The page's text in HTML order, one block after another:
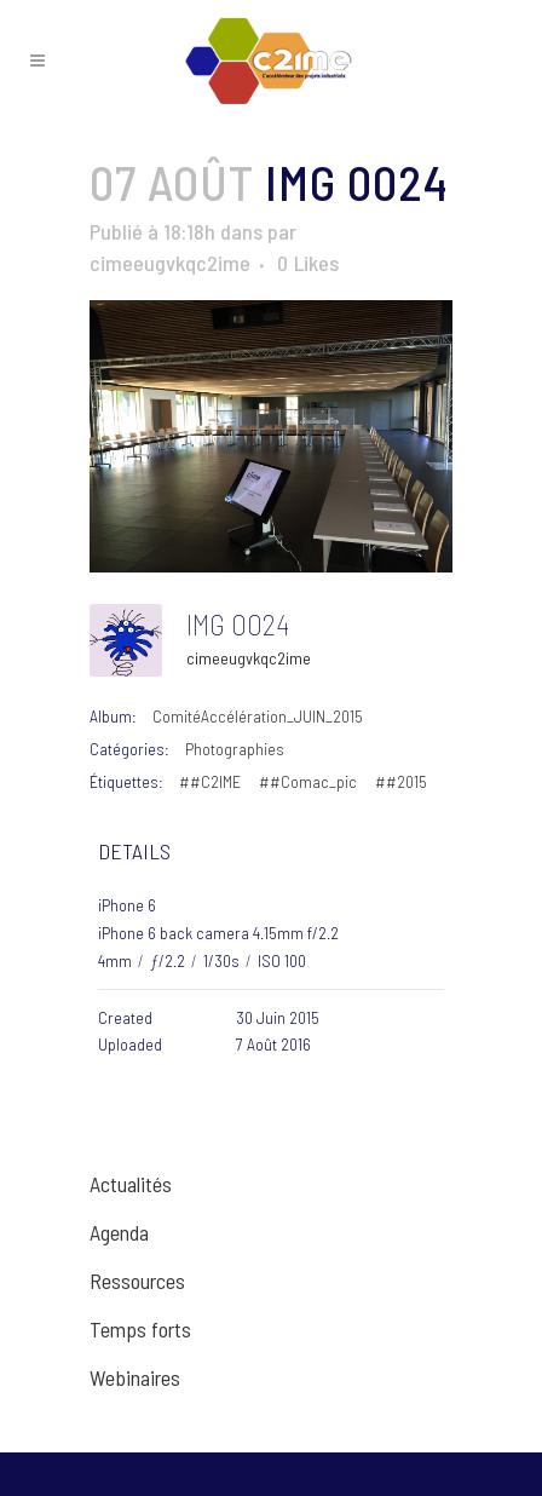
07 AOÛT IMG 0024
Publié à 18:18h dans par
cimeeugvkqc2ime
0 Likes
IMG 0024
cimeeugvkqc2ime
Album:
ComitéAccélération_JUIN_2015
Catégories:
Photographies
Étiquettes:
##C2IME ##Comac_pic ##2015
DETAILS
iPhone 6
iPhone 6 back camera 4.15mm f/2.2
4mm / ƒ/2.2 / 1/30s / ISO 100
Created
30 Juin 2015
Uploaded
7 Août 2016
Actualités
Agenda
Ressources
Temps forts
Webinaires